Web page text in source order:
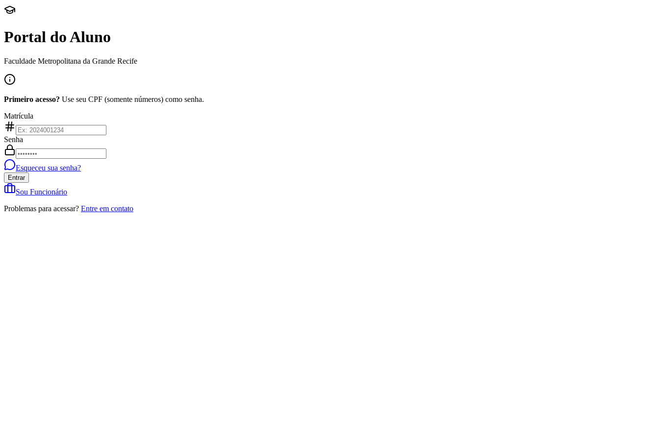
Portal do Aluno
Faculdade Metropolitana da Grande Recife
Primeiro acesso? Use seu CPF (somente números) como senha.
Matrícula
Senha
Esqueceu sua senha?
Entrar
Sou Funcionário
Problemas para acessar? Entre em contato